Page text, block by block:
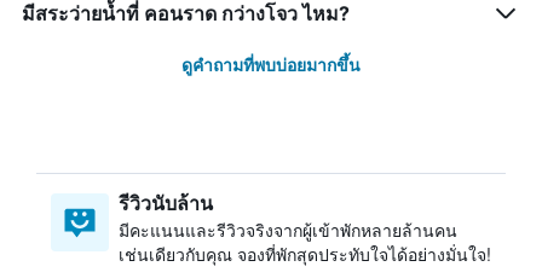
มีสระว่ายน้ำที่ คอนราด กว่างโจว ไหม?
ดูคำถามที่พบบ่อยมากขึ้น
รีวิวนับล้าน
มีคะแนนและรีวิวจริงจากผู้เข้าพักหลายล้านคน
เช่นเดียวกับคุณ จองที่พักสุดประทับใจได้อย่างมั่นใจ!